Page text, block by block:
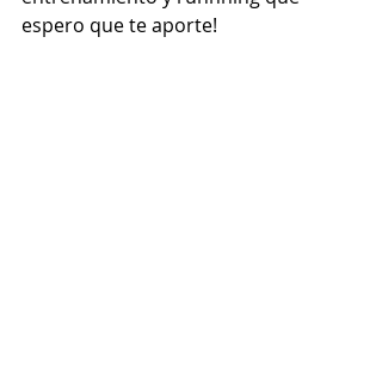
espero que te aporte!⠀